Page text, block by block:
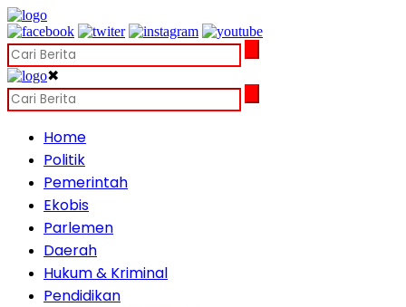
✖
Home
Politik
Pemerintah
Ekobis
Parlemen
Daerah
Hukum & Kriminal
Pendidikan